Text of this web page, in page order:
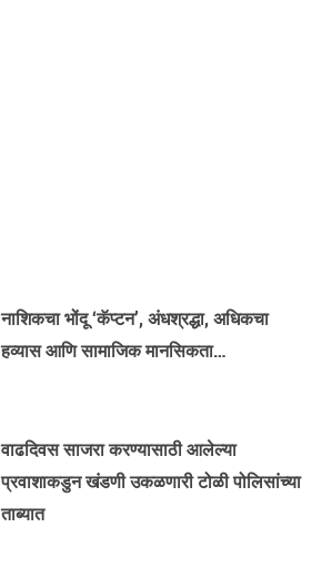
नाशिकचा भोंदू ‘कॅप्टन’, अंधश्रद्धा, अधिकचा
हव्यास आणि सामाजिक मानसिकता…
वाढदिवस साजरा करण्यासाठी आलेल्या
प्रवाशाकडुन खंडणी उकळणारी टोळी पोलिसांच्या
ताब्यात